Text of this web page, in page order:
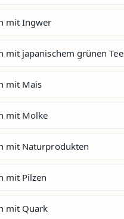
mit Ingwer
mit japanischem grünen Tee
mit Mais
mit Molke
mit Naturprodukten
mit Pilzen
mit Quark